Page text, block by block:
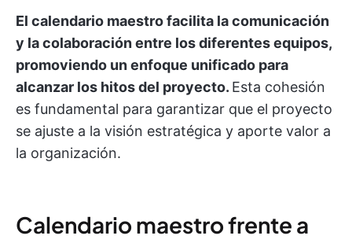
El calendario maestro facilita la comunicación
y la colaboración entre los diferentes equipos,
promoviendo un enfoque unificado para
alcanzar los hitos del proyecto. Esta cohesión
es fundamental para garantizar que el proyecto
se ajuste a la visión estratégica y aporte valor a
la organización.
Calendario maestro frente a